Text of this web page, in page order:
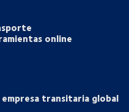
online
transitaria global